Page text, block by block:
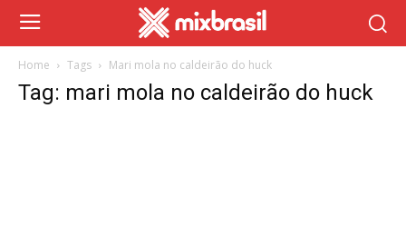
Home Tags Mari mola no caldeirão do huck
Tag: mari mola no caldeirão do huck